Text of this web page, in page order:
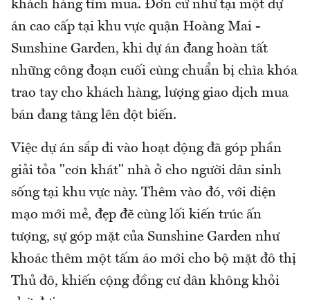
khách hàng tìm mua. Đơn cử như tại một dự
án cao cấp tại khu vực quận Hoàng Mai -
Sunshine Garden, khi dự án đang hoàn tất
những công đoạn cuối cùng chuẩn bị chìa khóa
trao tay cho khách hàng, lượng giao dịch mua
bán đang tăng lên đột biến.
Việc dự án sắp đi vào hoạt động đã góp phần
giải tỏa "cơn khát" nhà ở cho người dân sinh
sống tại khu vực này. Thêm vào đó, với diện
mạo mới mẻ, đẹp đẽ cùng lối kiến trúc ấn
tượng, sự góp mặt của Sunshine Garden như
khoác thêm một tấm áo mới cho bộ mặt đô thị
Thủ đô, khiến cộng đồng cư dân không khỏi